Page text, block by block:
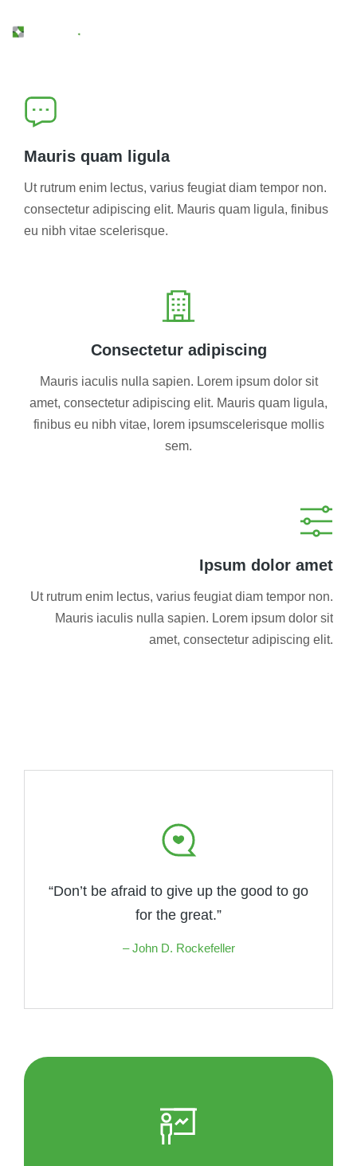
Mauris quam ligula
Ut rutrum enim lectus, varius feugiat diam tempor non.
consectetur adipiscing elit. Mauris quam ligula, finibus
eu nibh vitae scelerisque.
Consectetur adipiscing
Mauris iaculis nulla sapien. Lorem ipsum dolor sit
amet, consectetur adipiscing elit. Mauris quam ligula,
finibus eu nibh vitae, lorem ipsumscelerisque mollis
sem.
Ipsum dolor amet
Ut rutrum enim lectus, varius feugiat diam tempor non.
Mauris iaculis nulla sapien. Lorem ipsum dolor sit
amet, consectetur adipiscing elit.
“Don’t be afraid to give up the good to go
for the great.”
– John D. Rockefeller